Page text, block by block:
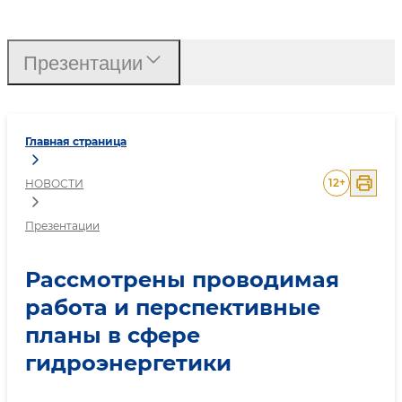
Главная страница
НОВОСТИ
Презентации
12+
Рассмотрены проводимая
работа и перспективные
планы в сфере
гидроэнергетики
Презентации